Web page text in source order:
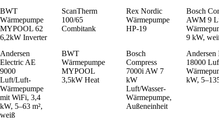
BWT
Wärmepumpe
MYPOOL 62
6,2kW Inverter
ScanTherm
100/65
Combitank
Rex Nordic
Wärmepumpe
HP-19
Bosch
AWM 9
9 kW,
Andersen
Electric AE
9000
Luft/Luft-
Wärmepumpe
mit WiFi, 3,4
kW, 5–63 m²,
weiß
BWT
Wärmepumpe
MYPOOL
3,5kW Heat
Bosch
Compress
7000i AW 7
kW
Luft/Wasser-
Wärmepumpe,
Außeneinheit
18000
kW,